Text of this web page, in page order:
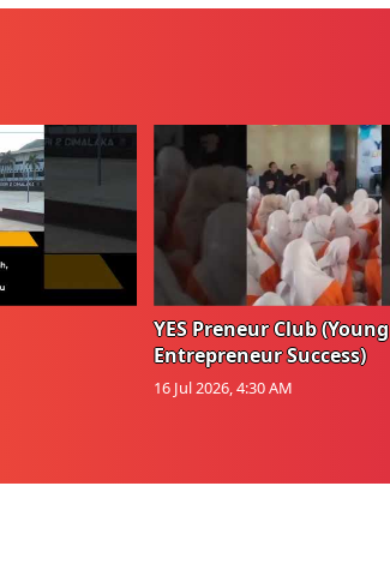
YES Preneur Club (Young
Entrepreneur Success)
16 Jul 2026, 4:30 AM